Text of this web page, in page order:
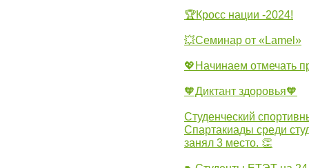
🏆Кросс нации -2024!
💥Семинар от «Lamel»
💖Начинаем отмечать
🧡Диктант здоровья🧡
Студенческий
Спартакиады среди
занял 3 место. 👏